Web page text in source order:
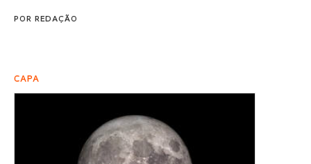
POR REDAÇÃO
CAPA